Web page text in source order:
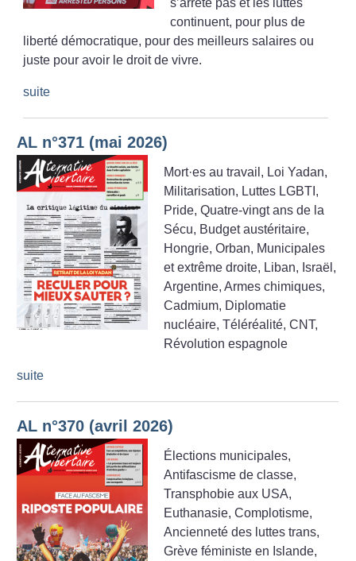
continuent, pour plus de
liberté démocratique, pour des meilleurs salaires ou
juste pour avoir le droit de vivre.
suite
AL n°371 (mai 2026)
Mort·es au travail, Loi Yadan,
Militarisation, Luttes LGBTI,
Pride, Quatre-vingt ans de la
Sécu, Budget austéritaire,
Hongrie, Orban, Municipales
et extrême droite, Liban, Israël,
Argentine, Armes chimiques,
Cadmium, Diplomatie
nucléaire, Téléréalité, CNT,
Révolution espagnole
suite
AL n°370 (avril 2026)
Élections municipales,
Antifascisme de classe,
Transphobie aux USA,
Euthanasie, Complotisme,
Ancienneté des luttes trans,
Grève féministe en Islande,